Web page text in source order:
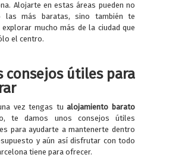
Alojarte en estas áreas pueden no
las más baratas, sino también te
mucho más de la ciudad que
el centro.
consejos útiles para
vez tengas tualojamiento barato
te damos unos consejos útiles
para ayudarte a mantenerte dentro
y aún así disfrutar con todo
tiene para ofrecer.